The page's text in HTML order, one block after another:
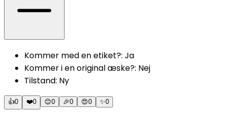
Kommer med en etiket?: Ja
Kommer i en original æske?: Nej
Tilstand: Ny
👍0 ❤️0 😊0 🎉0 😍0 ✨0